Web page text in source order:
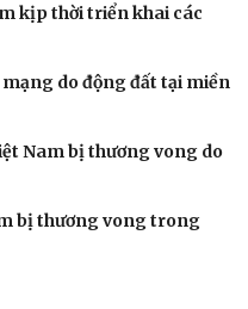
kịp thời triển khai các
do động đất tại miền
Nam bị thương vong do
bị thương vong trong